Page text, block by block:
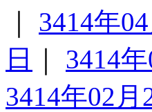
3414年
日
3414
3414年02月